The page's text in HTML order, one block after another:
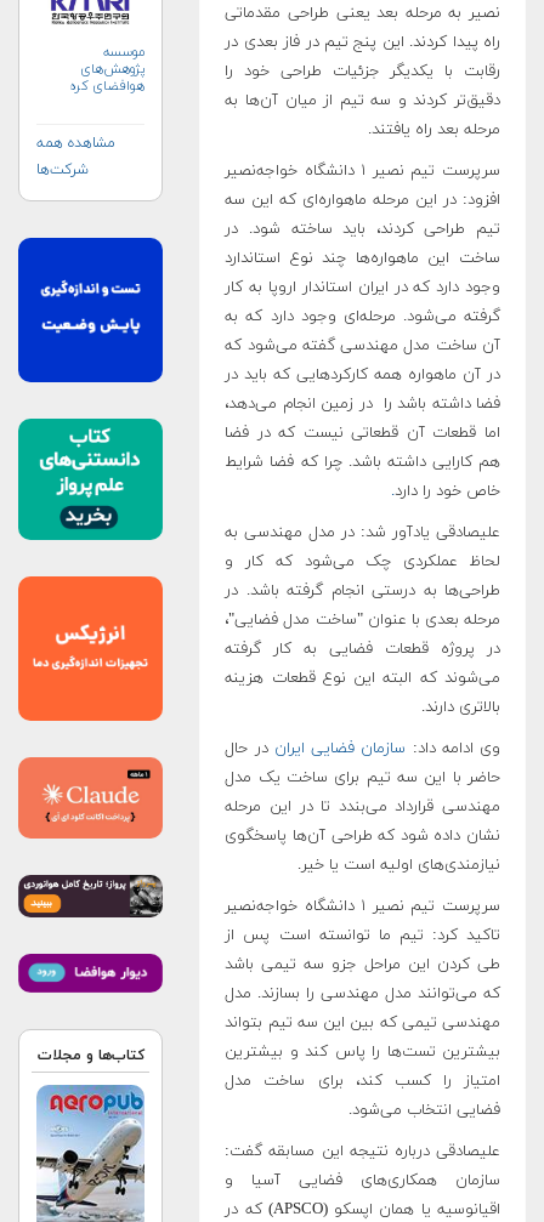
نصیر به مرحله بعد یعنی طراحی مقدماتی
راه پیدا کردند. این پنج تیم در فاز بعدی در
رقابت با یکدیگر جزئیات طراحی خود را
دقیق‌تر کردند و سه تیم از میان آن‌ها به
مرحله بعد راه یافتند.
سرپرست تیم نصیر ۱ دانشگاه خواجه‌نصیر
افزود: در این مرحله ماهواره‌ای که این سه
تیم طراحی کردند، باید ساخته شود. در
ساخت این ماهواره‌ها چند نوع استاندارد
وجود دارد که در ایران استاندار اروپا به کار
گرفته می‌شود. مرحله‌ای وجود دارد که به
آن ساخت مدل مهندسی گفته می‌شود که
در آن ماهواره همه کارکردهایی که باید در
فضا داشته باشد را در زمین انجام می‌دهد،
اما قطعات آن قطعاتی نیست که در فضا
هم کارایی داشته باشد. چرا که فضا شرایط
خاص خود را دارد.
علیصادقی یادآور شد: در مدل مهندسی به
لحاظ عملکردی چک می‌شود که کار و
طراحی‌ها به درستی انجام گرفته‌ باشد. در
مرحله بعدی با عنوان "ساخت مدل فضایی"،
در پروژه قطعات فضایی به کار گرفته
می‌شوند که البته این نوع قطعات هزینه
بالاتری دارند.
وی ادامه داد: سازمان فضایی ایران در حال
حاضر با این سه تیم برای ساخت یک مدل
مهندسی قرارداد می‌بندد تا در این مرحله
نشان داده شود که طراحی آن‌ها پاسخگوی
نیازمندی‌های اولیه است یا خیر.
سرپرست تیم نصیر ۱ دانشگاه خواجه‌نصیر
تاکید کرد: تیم ما توانسته است پس از
طی کردن این مراحل جزو سه تیمی باشد
که می‌توانند مدل مهندسی را بسازند. مدل
مهندسی‌ تیمی که بین این سه تیم بتواند
بیشترین تست‌ها را پاس کند و بیشترین
امتیاز را کسب کند، برای ساخت مدل
فضایی انتخاب می‌شود.
علیصادقی درباره نتیجه این مسابقه گفت:
سازمان همکاری‌های فضایی آسیا و
اقیانوسیه یا همان اپسکو (APSCO) که در
موسسه
پژوهش‌های
هوافضای کره
مشاهده همه
شرکت‌ها
کتاب‌ها و مجلات